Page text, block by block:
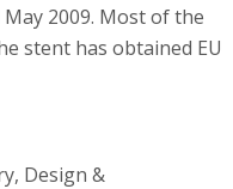
2009. Most of the
stent has obtained EU
Design &